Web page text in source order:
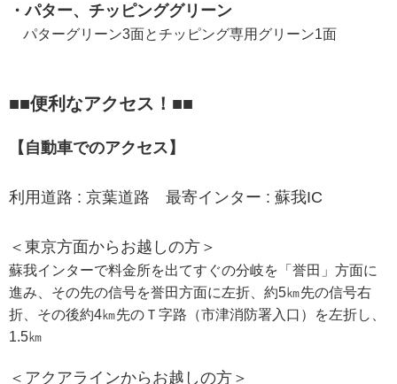
・パター、チッピンググリーン
パターグリーン3面とチッピング専用グリーン1面
■■便利なアクセス！■■
【自動車でのアクセス】
利用道路 : 京葉道路 最寄インター : 蘇我IC
＜東京方面からお越しの方＞
蘇我インターで料金所を出てすぐの分岐を「誉田」方面に
進み、その先の信号を誉田方面に左折、約5㎞先の信号右
折、その後約4㎞先のＴ字路（市津消防署入口）を左折し、
1.5㎞
＜アクアラインからお越しの方＞